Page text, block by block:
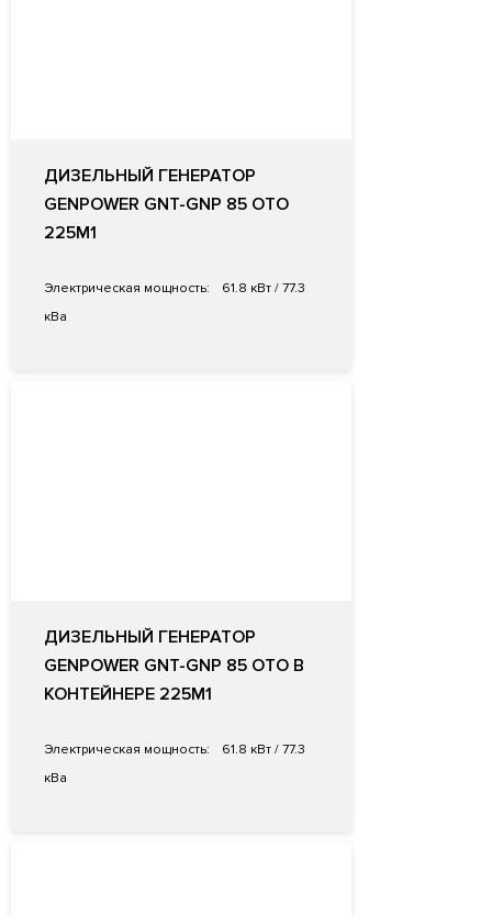
ДИЗЕЛЬНЫЙ ГЕНЕРАТОР
GENPOWER GNT-GNP 85 OTO
225M1
Электрическая мощность:
61.8 кВт / 77.3
кВа
ДИЗЕЛЬНЫЙ ГЕНЕРАТОР
GENPOWER GNT-GNP 85 OTO В
КОНТЕЙНЕРЕ 225M1
Электрическая мощность:
61.8 кВт / 77.3
кВа